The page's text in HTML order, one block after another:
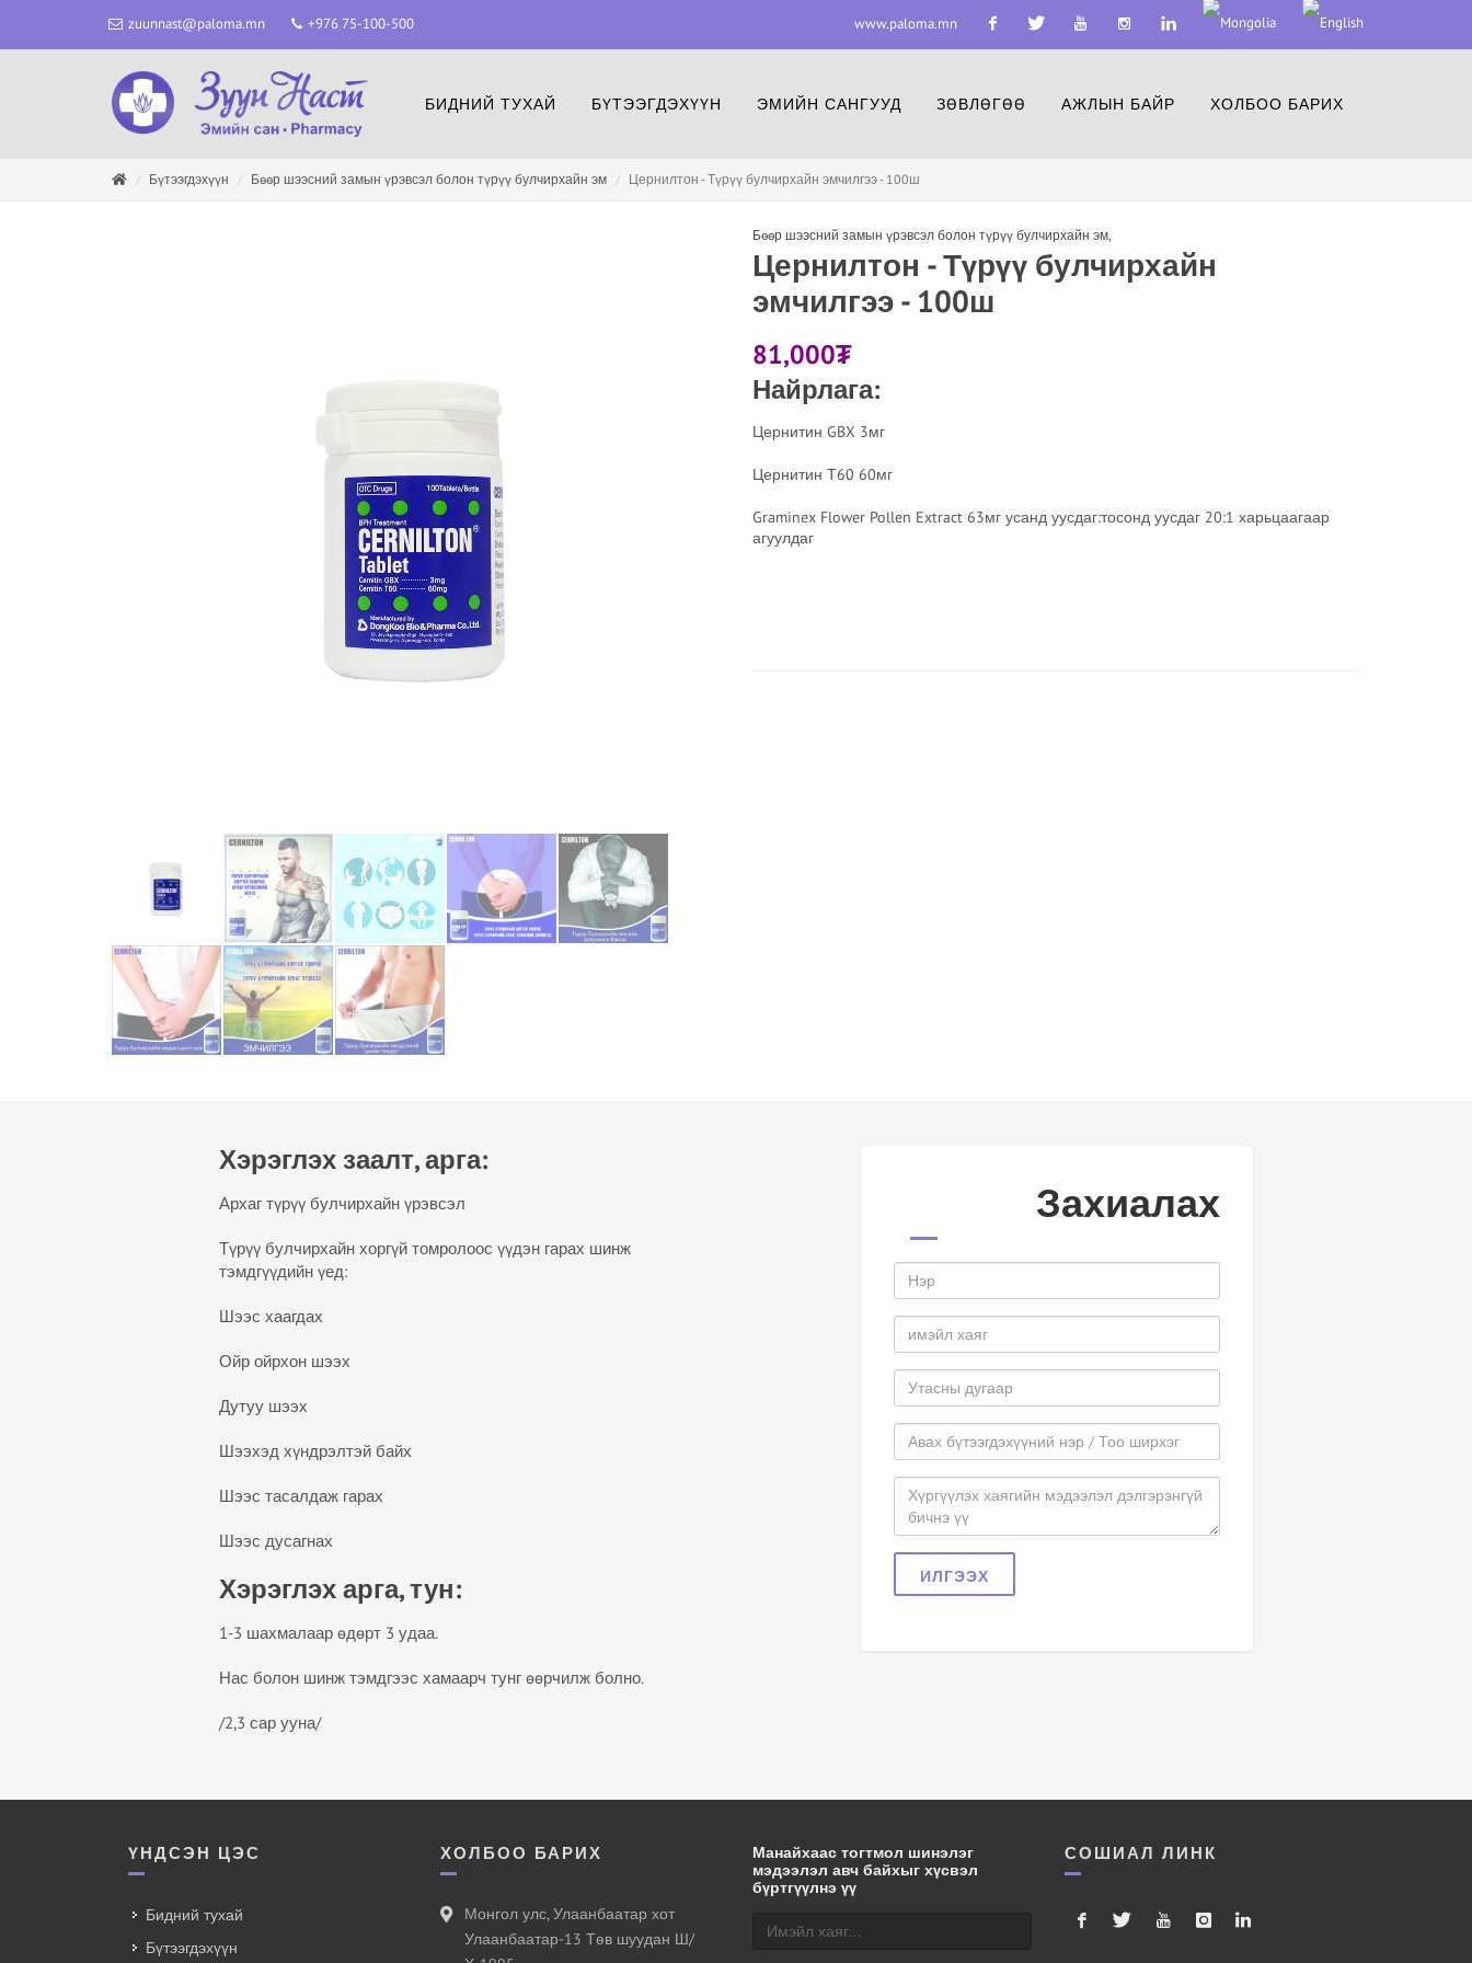
zuunnast@paloma.mn +976 75-100-500 www.paloma.mn
БИДНИЙ ТУХАЙ БҮТЭЭГДЭХҮҮН ЭМИЙН САНГУУД ЗӨВЛӨГӨӨ АЖЛЫН БАЙР ХОЛБОО БАРИХ
Бүтээгдэхүүн Бөөр шээсний замын үрэвсэл болон түрүү булчирхайн эм Цернилтон - Түрүү булчирхайн эмчилгээ - 100ш
Бөөр шээсний замын үрэвсэл болон түрүү булчирхайн эм,
Цернилтон - Түрүү булчирхайн
эмчилгээ - 100ш
81,000₮
Найрлага:
Цернитин GBX 3мг
Цернитин Т60 60мг
Graminex Flower Pollen Extract 63мг усанд уусдаг:тосонд уусдаг 20:1 харьцаагаар
агуулдаг
Хэрэглэх заалт, арга:
Архаг түрүү булчирхайн үрэвсэл
Түрүү булчирхайн хоргүй томролоос үүдэн гарах шинж
тэмдгүүдийн үед:
Шээс хаагдах
Ойр ойрхон шээх
Дутуу шээх
Шээхэд хүндрэлтэй байх
Шээс тасалдаж гарах
Шээс дусагнах
Хэрэглэх арга, тун:
1-3 шахмалаар өдөрт 3 удаа.
Нас болон шинж тэмдгээс хамаарч тунг өөрчилж болно.
/2,3 сар ууна/
Захиалах
ИЛГЭЭХ
ҮНДСЭН ЦЭС
Бидний тухай
Бүтээгдэхүүн
ХОЛБОО БАРИХ
Монгол улс, Улаанбаатар хот
Улаанбаатар-13 Төв шуудан Ш/
Манайхаас тогтмол шинэлэг
мэдээлэл авч байхыг хүсвэл
бүртгүүлнэ үү
СОШИАЛ ЛИНК